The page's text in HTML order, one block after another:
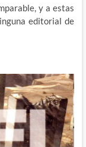
y a estas
editorial de